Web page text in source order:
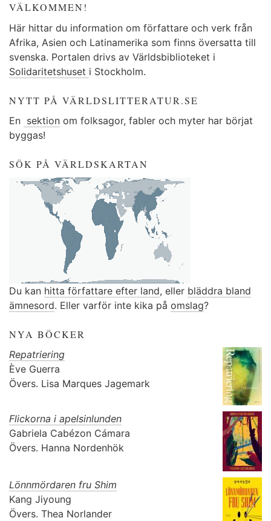
VÄLKOMMEN!
Här hittar du information om författare och verk från
Afrika, Asien och Latinamerika som finns översatta till
svenska. Portalen drivs av Världsbiblioteket i
Solidaritetshuset i Stockholm.
NYTT PÅ VÄRLDSLITTERATUR.SE
En sektion om folksagor, fabler och myter har börjat
byggas!
SÖK PÅ VÄRLDSKARTAN
Du kan hitta författare efter land, eller bläddra bland
ämnesord. Eller varför inte kika på omslag?
NYA BÖCKER
Repatriering
Ève Guerra
Övers. Lisa Marques Jagemark
Flickorna i apelsinlunden
Gabriela Cabézon Cámara
Övers. Hanna Nordenhök
Lönnmördaren fru Shim
Kang Jiyoung
Övers. Thea Norlander